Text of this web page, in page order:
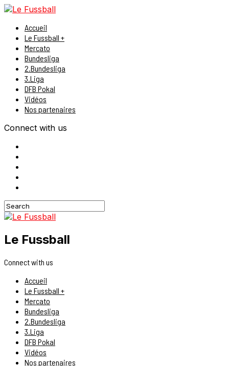
Accueil
Le Fussball +
Mercato
Bundesliga
2.Bundesliga
3.Liga
DFB Pokal
Vidéos
Nos partenaires
Connect with us
Le Fussball
Connect with us
Accueil
Le Fussball +
Mercato
Bundesliga
2.Bundesliga
3.Liga
DFB Pokal
Vidéos
Nos partenaires